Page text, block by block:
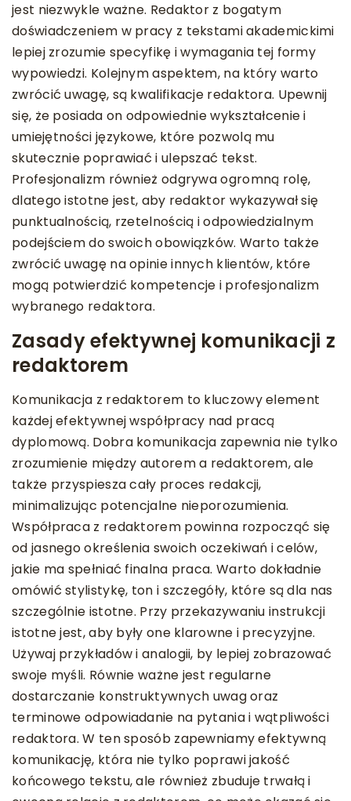
jest niezwykle ważne. Redaktor z bogatym
doświadczeniem w pracy z tekstami akademickimi
lepiej zrozumie specyfikę i wymagania tej formy
wypowiedzi. Kolejnym aspektem, na który warto
zwrócić uwagę, są kwalifikacje redaktora. Upewnij
się, że posiada on odpowiednie wykształcenie i
umiejętności językowe, które pozwolą mu
skutecznie poprawiać i ulepszać tekst.
Profesjonalizm również odgrywa ogromną rolę,
dlatego istotne jest, aby redaktor wykazywał się
punktualnością, rzetelnością i odpowiedzialnym
podejściem do swoich obowiązków. Warto także
zwrócić uwagę na opinie innych klientów, które
mogą potwierdzić kompetencje i profesjonalizm
wybranego redaktora.
Zasady efektywnej komunikacji z
redaktorem
Komunikacja z redaktorem to kluczowy element
każdej efektywnej współpracy nad pracą
dyplomową. Dobra komunikacja zapewnia nie tylko
zrozumienie między autorem a redaktorem, ale
także przyspiesza cały proces redakcji,
minimalizując potencjalne nieporozumienia.
Współpraca z redaktorem powinna rozpocząć się
od jasnego określenia swoich oczekiwań i celów,
jakie ma spełniać finalna praca. Warto dokładnie
omówić stylistykę, ton i szczegóły, które są dla nas
szczególnie istotne. Przy przekazywaniu instrukcji
istotne jest, aby były one klarowne i precyzyjne.
Używaj przykładów i analogii, by lepiej zobrazować
swoje myśli. Równie ważne jest regularne
dostarczanie konstruktywnych uwag oraz
terminowe odpowiadanie na pytania i wątpliwości
redaktora. W ten sposób zapewniamy efektywną
komunikację, która nie tylko poprawi jakość
końcowego tekstu, ale również zbuduje trwałą i